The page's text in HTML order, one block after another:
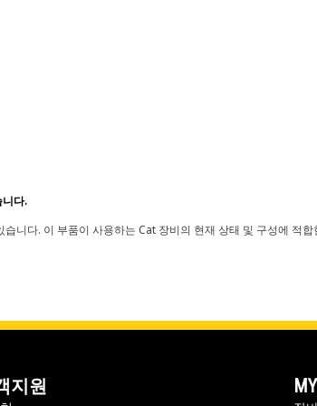
다.
니다. 이 부품이 사용하는 Cat 장비의 현재 상태 및 구성에 적
지원